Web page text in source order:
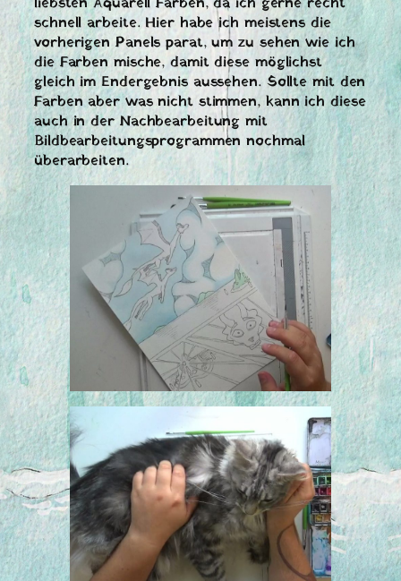
schnell arbeite. Hier habe ich meistens die
vorherigen Panels parat, um zu sehen wie ich
die Farben mische, damit diese möglichst
gleich im Endergebnis aussehen. Sollte mit den
Farben aber was nicht stimmen, kann ich diese
auch in der Nachbearbeitung mit
Bildbearbeitungsprogrammen nochmal
überarbeiten.